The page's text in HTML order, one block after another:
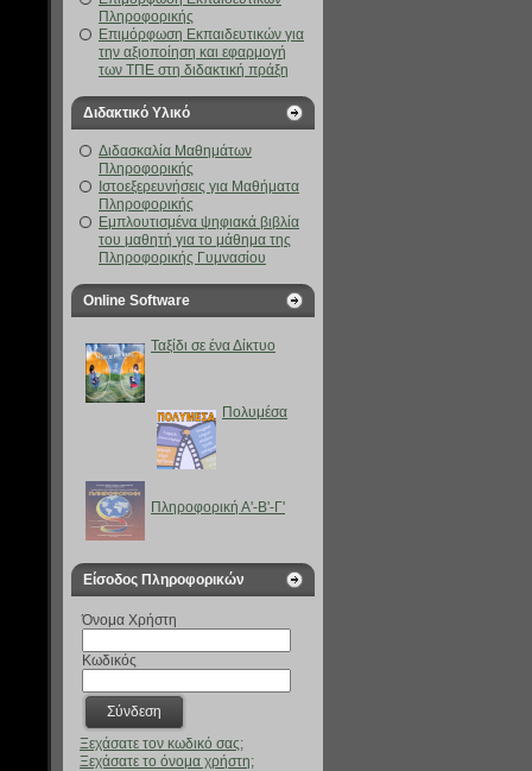
Πληροφορικής
Επιμόρφωση Εκπαιδευτικών για
την αξιοποίηση και εφαρμογή
των ΤΠΕ στη διδακτική πράξη
Διδακτικό Υλικό
Διδασκαλία Μαθημάτων
Πληροφορικής
Ιστοεξερευνήσεις για Μαθήματα
Πληροφορικής
Eμπλουτισμένα ψηφιακά βιβλία
του μαθητή για το μάθημα της
Πληροφορικής Γυμνασίου
Online Software
Ταξίδι σε ένα Δίκτυο
Πολυμέσα
Πληροφορική Α'-B'-Γ'
Είσοδος Πληροφορικών
Όνομα Χρήστη
Κωδικός
Ξεχάσατε τον κωδικό σας;
Ξεχάσατε το όνομα χρήστη;